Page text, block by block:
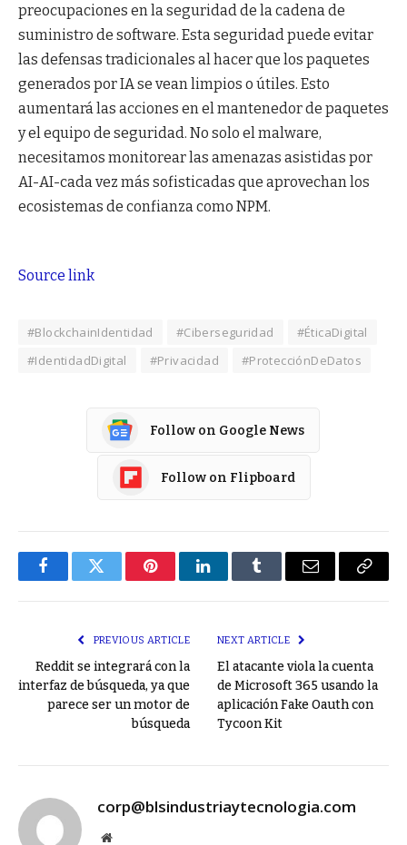
preocupaciones en la seguridad de la cadena de
suministro de software. Esta seguridad puede evitar
las defensas tradicionales al hacer que los paquetes
generados por IA se vean limpios o útiles. Esto
aumentará las acciones en el mantenedor de paquetes
y el equipo de seguridad. No solo el malware,
necesitamos monitorear las amenazas asistidas por
AI-AI-cada vez más sofisticadas que aprovechan los
ecosistemas de confianza como NPM.
Source link
#BlockchainIdentidad #Ciberseguridad
#ÉticaDigital
#IdentidadDigital
#Privacidad #ProtecciónDeDatos
Follow on Google News
Follow on Flipboard
FacebookTwitter PinterestLinkedInTumblr Email
Copy
PREVIOUS ARTICLE
Reddit se integrará con la
interfaz de búsqueda, ya que
parece ser un motor de
búsqueda
NEXT ARTICLE
El atacante viola la cuenta
de Microsoft 365 usando la
aplicación Fake Oauth con
Tycoon Kit
corp@blsindustriaytecnologia.com
Website